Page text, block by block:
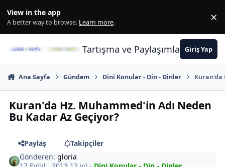
View in the app
A better way to browse. Learn more. ×
Tartışma ve PaylaşımlarınGiriş Yap
Ana Sayfa Gündem Dini Konular - Din - Dinler Kuran'da
Kuran'da Hz. Muhammed'in Adı Neden
Bu Kadar Az Geçiyor?
Paylaş
Takipçiler
Gönderen:gloria